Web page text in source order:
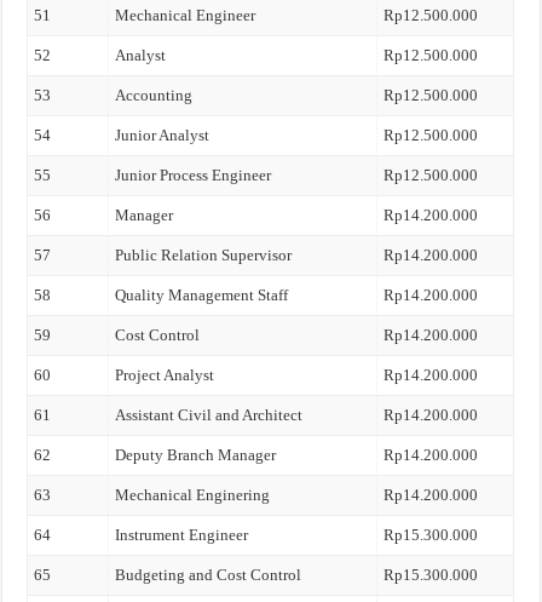
51 Mechanical Engineer Rp12.500.000
52 Analyst Rp12.500.000
53 Accounting Rp12.500.000
54 Junior Analyst Rp12.500.000
55 Junior Process Engineer Rp12.500.000
56 Manager Rp14.200.000
57 Public Relation Supervisor Rp14.200.000
58 Quality Management Staff Rp14.200.000
59 Cost Control Rp14.200.000
60 Project Analyst Rp14.200.000
61 Assistant Civil and Architect Rp14.200.000
62 Deputy Branch Manager Rp14.200.000
63 Mechanical Enginering Rp14.200.000
64 Instrument Engineer Rp15.300.000
65 Budgeting and Cost Control Rp15.300.000